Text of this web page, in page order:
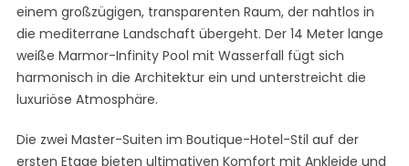
einem großzügigen, transparenten Raum, der nahtlos in
die mediterrane Landschaft übergeht. Der 14 Meter lange
weiße Marmor-Infinity Pool mit Wasserfall fügt sich
harmonisch in die Architektur ein und unterstreicht die
luxuriöse Atmosphäre.
Die zwei Master-Suiten im Boutique-Hotel-Stil auf der
ersten Etage bieten ultimativen Komfort mit Ankleide und